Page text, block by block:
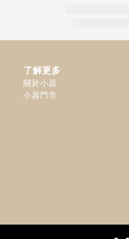
了解更多
關於小器
小器門市